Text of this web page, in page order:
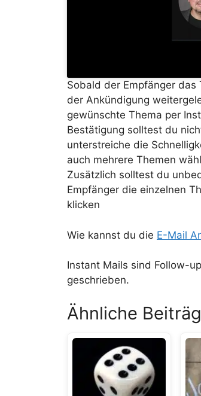
Sobald der Empfänger
der Ankündigung
gewünschte Thema per
Bestätigung solltest du
unterstreiche die
auch mehrere Themen
Zusätzlich solltest du
Empfänger die einzelnen
klicken
Wie kannst du die E-Mail
Instant Mails sind Follow-
geschrieben.
Ähnliche